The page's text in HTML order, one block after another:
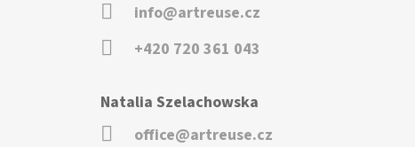
info@artreuse.cz
+420 720 361 043
Natalia Szelachowska
office@artreuse.cz